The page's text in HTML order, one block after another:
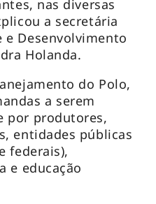
nas diversas
a secretária
Desenvolvimento
Holanda.
do Polo,
a serem
por produtores,
entidades públicas
federais),
e educação